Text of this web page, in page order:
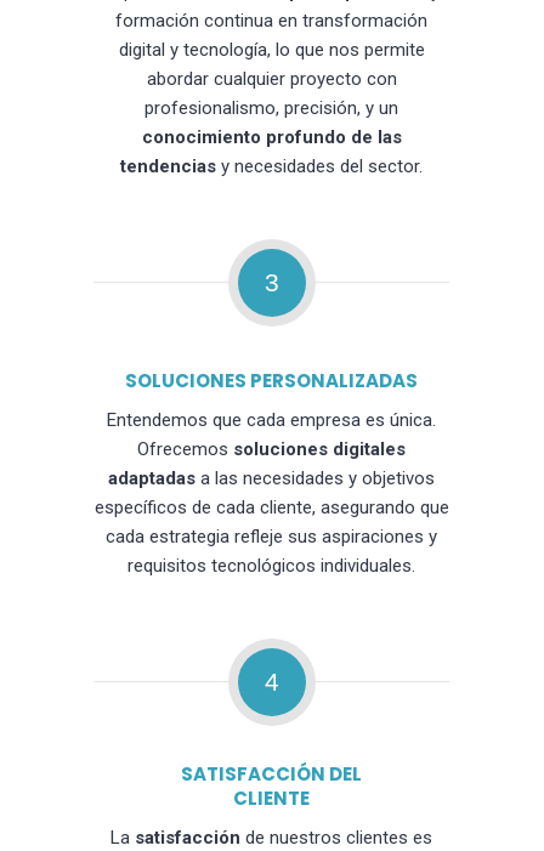
formación continua en transformación
digital y tecnología, lo que nos permite
abordar cualquier proyecto con
profesionalismo, precisión, y un
conocimiento profundo de las
tendencias y necesidades del sector.
3
SOLUCIONES PERSONALIZADAS
Entendemos que cada empresa es única.
Ofrecemos soluciones digitales
adaptadas a las necesidades y objetivos
específicos de cada cliente, asegurando que
cada estrategia refleje sus aspiraciones y
requisitos tecnológicos individuales.
4
SATISFACCIÓN DEL
CLIENTE
La satisfacción de nuestros clientes es